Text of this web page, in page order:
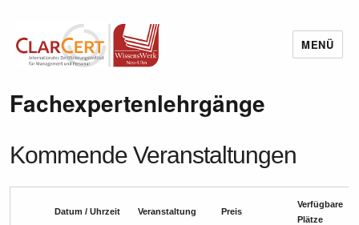
Wissenswerk Neu-Ulm
MENÜ
Fachexpertenlehrgänge
Kommende Veranstaltungen
Datum / Uhrzeit Veranstaltung Preis
Verfügbare
Plätze